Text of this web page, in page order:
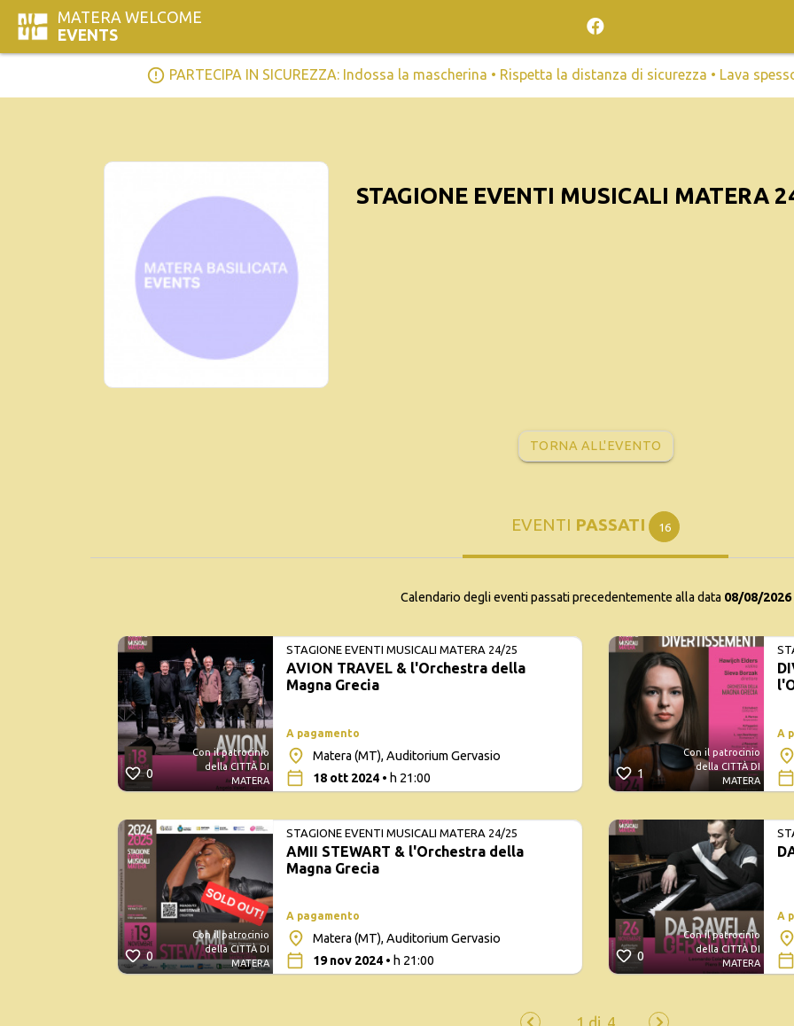
MATERA WELCOME
EVENTS
error_outline PARTECIPA IN SICUREZZA: Indossa la mascherina • Rispetta la distanza di sicurezza • Lava
STAGIONE EVENTI MUSICALI MATERA
TORNA ALL'EVENTO
EVENTI PASSATI 16
Calendario degli eventi passati precedentemente alla data 08/08/2026
0
Con il patrocinio
della CITTÀ DI
MATERA
STAGIONE EVENTI MUSICALI MATERA 24/25
AVION TRAVEL & l'Orchestra della
Magna Grecia
A pagamento
Matera (MT), Auditorium Gervasio
18 ott 2024• h 21:00
0
Con il patrocinio
della CITTÀ DI
MATERA
STAGIONE EVENTI MUSICALI MATERA 24/25
AMII STEWART & l'Orchestra della
Magna Grecia
A pagamento
Matera (MT), Auditorium Gervasio
19 nov 2024• h 21:00
1
Con il patrocinio
della CITTÀ DI
MATERA
A
0
Con il patrocinio
della CITTÀ DI
MATERA
A